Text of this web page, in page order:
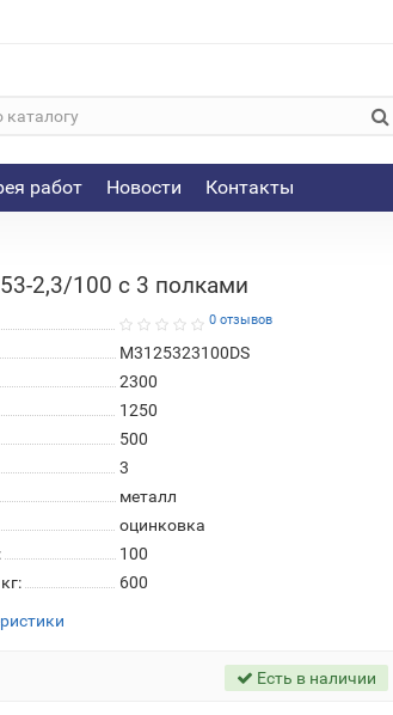
работ Новости Контакты
2,3/100 c 3 полками
0 отзывов
М3125323100DS
2300
1250
500
3
металл
оцинковка
100
600
Есть в наличии